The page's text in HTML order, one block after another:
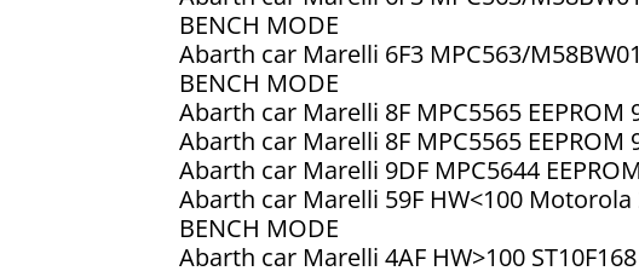
BENCH MODE
Abarth car Marelli 6F3 MPC563/
BENCH MODE
Abarth car Marelli 8F MPC5565 EEPROM
Abarth car Marelli 8F MPC5565 EEPROM
Abarth car Marelli 9DF MPC5644
Abarth car Marelli 59F HW<100 Motorola
BENCH MODE
Abarth car Marelli 4AF HW>100